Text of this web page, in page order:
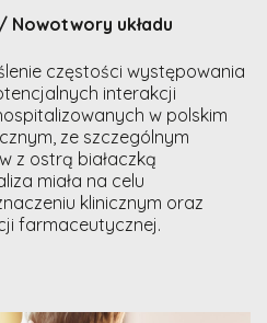
Nowotwory układu
częstości występowania
interakcji
w polskim
ze szczególnym
z ostrą białaczką
miała na celu
klinicznym oraz
farmaceutycznej.